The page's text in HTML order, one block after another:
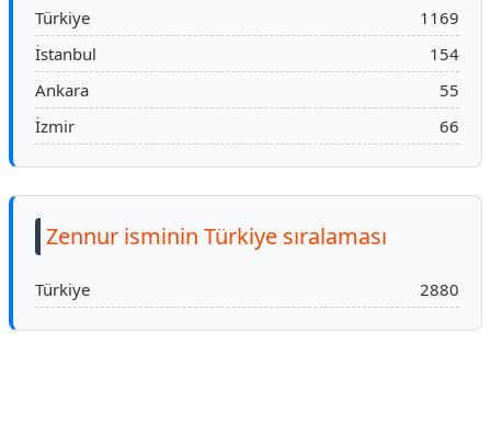
Türkiye
1169
İstanbul
154
Ankara
55
İzmir
66
Zennur isminin Türkiye sıralaması
Türkiye 2880